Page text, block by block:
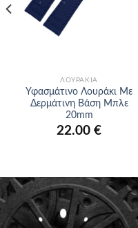
ΛΟΥΡΆΚΙΑ
Υφασμάτινο Λουράκι Με
Δερμάτινη Βάση Μπλε
20mm
22.00 €